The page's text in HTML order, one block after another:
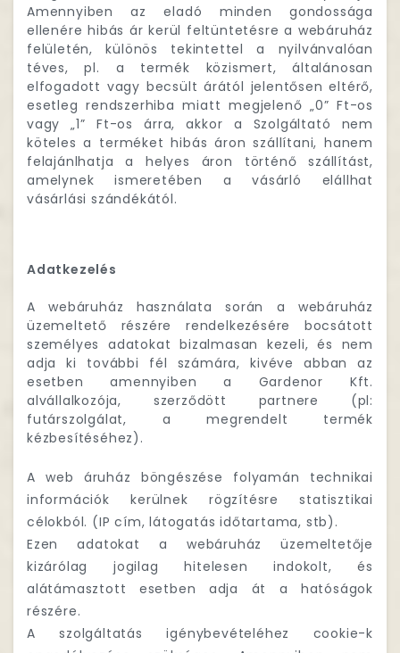
Amennyiben az eladó minden gondossága
ellenére hibás ár kerül feltüntetésre a webáruház
felületén, különös tekintettel a nyilvánvalóan
téves, pl. a termék közismert, általánosan
elfogadott vagy becsült árától jelentősen eltérő,
esetleg rendszerhiba miatt megjelenő „0” Ft-os
vagy „1” Ft-os árra, akkor a Szolgáltató nem
köteles a terméket hibás áron szállítani, hanem
felajánlhatja a helyes áron történő szállítást,
amelynek ismeretében a vásárló elállhat
vásárlási szándékától.
Adatkezelés
A webáruház használata során a webáruház
üzemeltető részére rendelkezésére bocsátott
személyes adatokat bizalmasan kezeli, és nem
adja ki további fél számára, kivéve abban az
esetben amennyiben a Gardenor Kft.
alvállalkozója, szerződött partnere (pl:
futárszolgálat, a megrendelt termék
kézbesítéséhez).
A web áruház böngészése folyamán technikai
információk kerülnek rögzítésre statisztikai
célokból. (IP cím, látogatás időtartama, stb).
Ezen adatokat a webáruház üzemeltetője
kizárólag jogilag hitelesen indokolt, és
alátámasztott esetben adja át a hatóságok
részére.
A szolgáltatás igénybevételéhez cookie-k